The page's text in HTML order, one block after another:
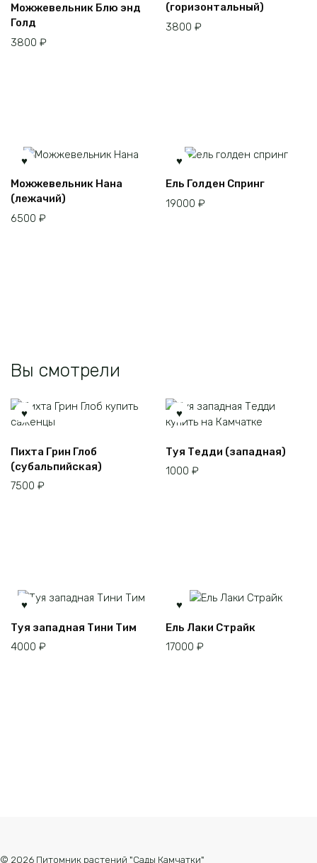
Можжевельник Блю энд
Голд
3800 ₽
(горизонтальный)
3800 ₽
Можжевельник Нана
(лежачий)
6500 ₽
Ель Голден Спринг
19000 ₽
Вы смотрели
Пихта Грин Глоб
(субальпийская)
7500 ₽
Туя Тедди (западная)
1000 ₽
Туя западная Тини Тим
4000 ₽
Ель Лаки Страйк
17000 ₽
© 2026 Питомник растений "Сады Камчатки"